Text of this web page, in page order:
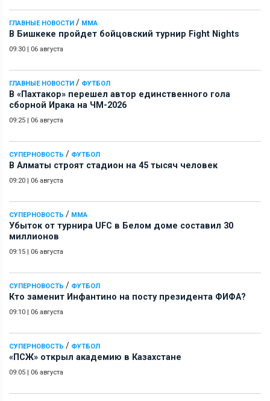
ГЛАВНЫЕ НОВОСТИ / ММА
В Бишкеке пройдет бойцовский турнир Fight Nights
09:30 | 06 августа
ГЛАВНЫЕ НОВОСТИ / ФУТБОЛ
В «Пахтакор» перешел автор единственного гола
сборной Ирака на ЧМ-2026
09:25 | 06 августа
СУПЕРНОВОСТЬ / ФУТБОЛ
В Алматы строят стадион на 45 тысяч человек
09:20 | 06 августа
СУПЕРНОВОСТЬ / ММА
Убыток от турнира UFC в Белом доме составил 30
миллионов
09:15 | 06 августа
СУПЕРНОВОСТЬ / ФУТБОЛ
Кто заменит Инфантино на посту президента ФИФА?
09:10 | 06 августа
СУПЕРНОВОСТЬ / ФУТБОЛ
«ПСЖ» открыл академию в Казахстане
09:05 | 06 августа